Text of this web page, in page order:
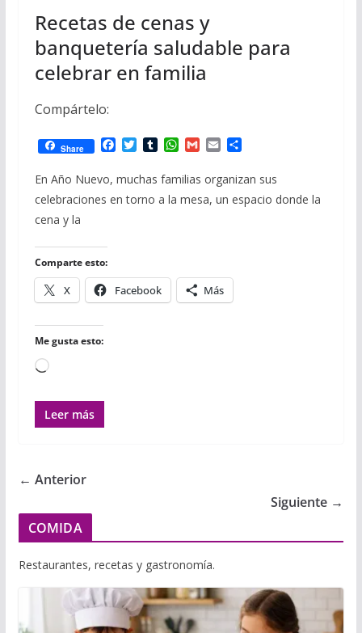
Recetas de cenas y
banquetería saludable para
celebrar en familia
Compártelo:
Share
F
c
e
b
T
i
t
t
T
m
b
l
W
a
t
s
G
a
i
l
E
a
i
l
C
m
p
a
En Año Nuevo, muchas familias organizan sus
celebraciones en torno a la mesa, un espacio donde la
cena y la
Comparte esto:
X Facebook Más
Me gusta esto:
Cargando...
Leer más
← Anterior
Siguiente →
COMIDA
Restaurantes, recetas y gastronomía.